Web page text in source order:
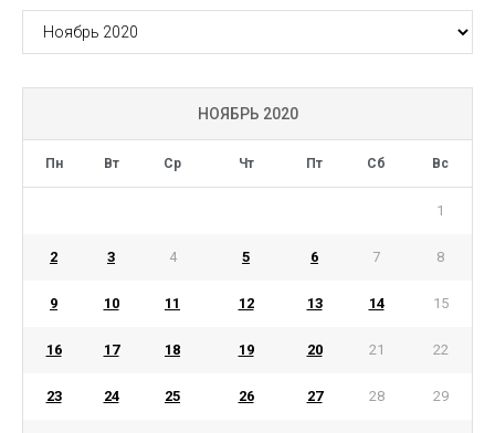
АРХИВ
НОЯБРЬ 2020
Пн Вт Ср Чт Пт Сб Вс
1
2 3 4 5 6 7 8
9 10 11 12 13 14 15
16 17 18 19 20 21 22
23 24 25 26 27 28 29